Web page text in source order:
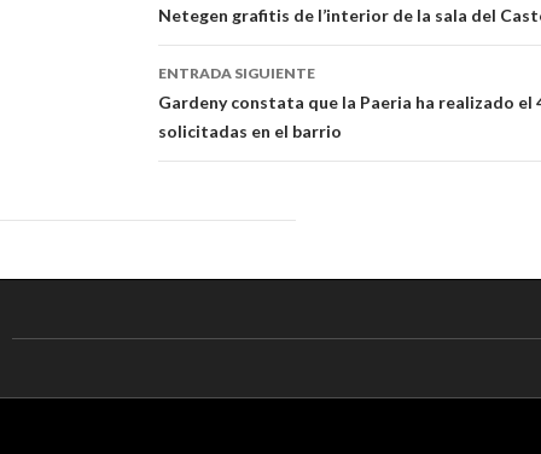
Navegación
de
entradas
Netegen grafitis de l’interior de la sala del
ENTRADA SIGUIENTE
Gardeny constata que la Paeria ha realizado el
solicitadas en el barrio